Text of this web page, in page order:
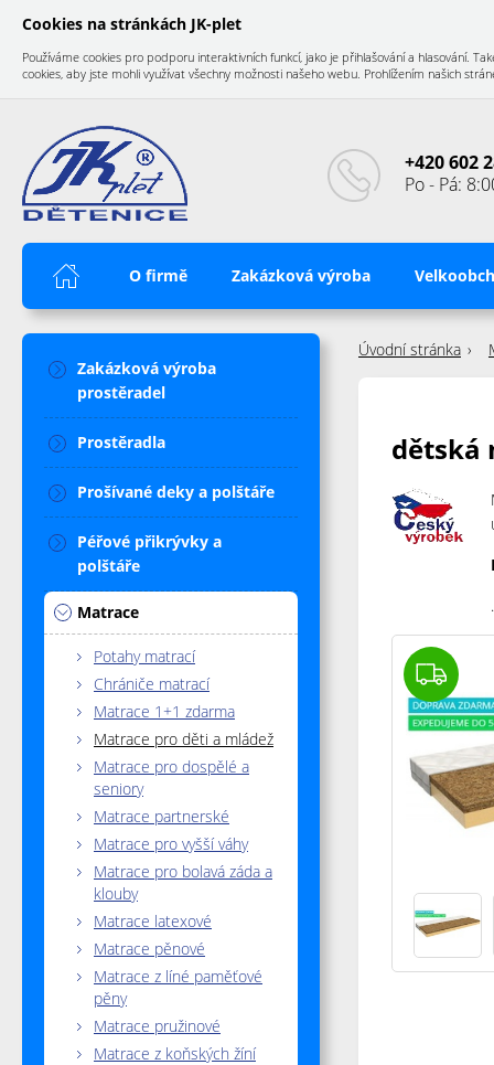
Cookies na stránkách JK-plet
Používáme cookies pro podporu interaktivních funkcí, jako je přihlašování a hlasování.
cookies, aby jste mohli využívat všechny možnosti našeho webu. Prohlížením našich
+420 602
Po - Pá:
Úvod O firmě Zakázková výroba
Úvodní stránka
dětská
.
Zakázková výroba
prostěradel
Prostěradla
Prošívané deky a polštáře
Péřové přikrývky a
polštáře
Matrace
Potahy matrací
Chrániče matrací
Matrace 1+1 zdarma
Matrace pro děti a mládež
Matrace pro dospělé a
seniory
Matrace partnerské
Matrace pro vyšší váhy
Matrace pro bolavá záda a
klouby
Matrace latexové
Matrace pěnové
Matrace z líné paměťové
pěny
Matrace pružinové
Matrace z koňských žíní